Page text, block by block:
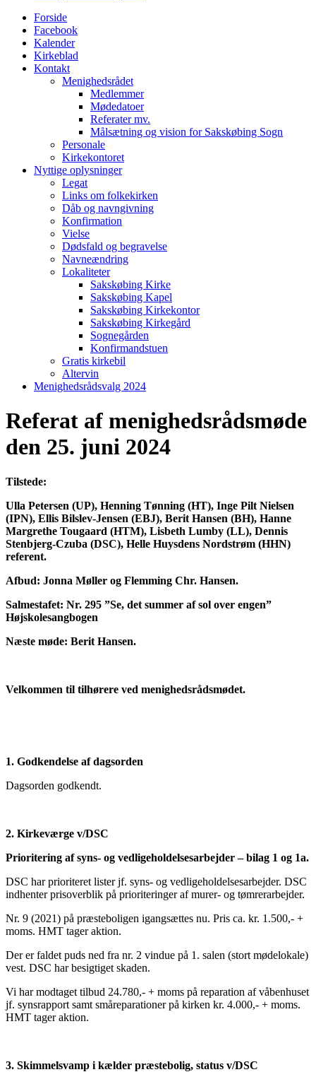
Menu
Forside
Facebook
Kalender
Kirkeblad
Kontakt
Menighedsrådet
Medlemmer
Mødedatoer
Referater mv.
Målsætning og vision for Sakskøbing Sogn
Personale
Kirkekontoret
Nyttige oplysninger
Legat
Links om folkekirken
Dåb og navngivning
Konfirmation
Vielse
Dødsfald og begravelse
Navneændring
Lokaliteter
Sakskøbing Kirke
Sakskøbing Kapel
Sakskøbing Kirkekontor
Sakskøbing Kirkegård
Sognegården
Konfirmandstuen
Gratis kirkebil
Altervin
Menighedsrådsvalg 2024
Referat af menighedsrådsmøde
den 25. juni 2024
Tilstede:
Ulla Petersen (UP), Henning Tønning (HT), Inge Pilt Nielsen
(IPN), Ellis Bilslev-Jensen (EBJ), Berit Hansen (BH), Hanne
Margrethe Tougaard (HTM), Lisbeth Lumby (LL), Dennis
Stenbjerg-Czuba (DSC), Helle Huysdens Nordstrøm (HHN)
referent.
Afbud: Jonna Møller og Flemming Chr. Hansen.
Salmestafet: Nr. 295 ”Se, det summer af sol over engen”
Højskolesangbogen
Næste møde: Berit Hansen.
Velkommen til tilhørere ved menighedsrådsmødet.
1. Godkendelse af dagsorden
Dagsorden godkendt.
2. Kirkeværge v/DSC
Prioritering af syns- og vedligeholdelsesarbejder – bilag 1 og 1a.
DSC har prioriteret lister jf. syns- og vedligeholdelsesarbejder. DSC
indhenter prisoverblik på prioriteringer af murer- og tømrerarbejder.
Nr. 9 (2021) på præsteboligen igangsættes nu. Pris ca. kr. 1.500,- +
moms. HMT tager aktion.
Der er faldet puds ned fra nr. 2 vindue på 1. salen (stort mødelokale)
vest. DSC har besigtiget skaden.
Vi har modtaget tilbud 24.780,- + moms på reparation af våbenhuset
jf. synsrapport samt småreparationer på kirken kr. 4.000,- + moms.
HMT tager aktion.
3. Skimmelsvamp i kælder præstebolig, status v/DSC